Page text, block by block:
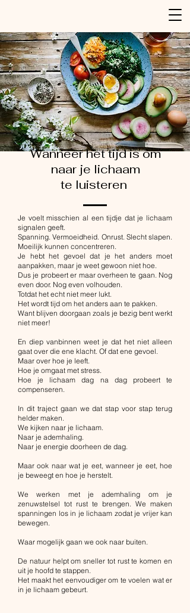
Wanneer het tijd is om
naar je lichaam
te luisteren
Je voelt misschien al een tijdje dat je lichaam
signalen geeft.
Spanning. Vermoeidheid. Onrust. Slecht slapen.
Moeilijk kunnen concentreren.
Je hebt het gevoel dat je het anders moet
aanpakken, maar je weet gewoon niet hoe.
Dus je probeert er maar overheen te gaan. Nog
even door. Nog even volhouden.
Totdat het echt niet meer lukt.
Het wordt tijd om het anders aan te pakken.
Want blijven doorgaan zoals je bezig bent werkt
niet meer!
En diep vanbinnen weet je dat het niet alleen
gaat over die ene klacht. Of dat ene gevoel.
Maar over hoe je leeft.
Hoe je omgaat met stress.
Hoe je lichaam dag na dag probeert te
compenseren.
In dit traject gaan we dat stap voor stap terug
helder maken.
We kijken naar je lichaam.
Naar je ademhaling.
Naar je energie doorheen de dag.
Maar ook naar wat je eet, wanneer je eet, hoe
je beweegt en hoe je herstelt.
We werken met je ademhaling om je
zenuwstelsel tot rust te brengen. We maken
spanningen los in je lichaam zodat je vrijer kan
bewegen.
Waar mogelijk gaan we ook naar buiten.
De natuur helpt om sneller tot rust te komen en
uit je hoofd te stappen.
Het maakt het eenvoudiger om te voelen wat er
in je lichaam gebeurt.